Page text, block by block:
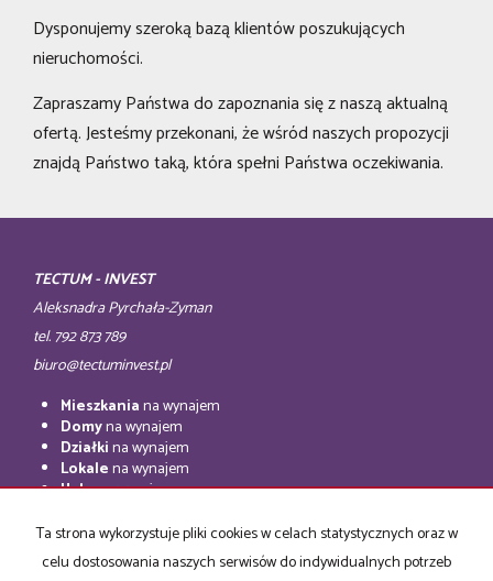
Dysponujemy szeroką bazą klientów poszukujących
nieruchomości.
Zapraszamy Państwa do zapoznania się z naszą aktualną
ofertą. Jesteśmy przekonani, że wśród naszych propozycji
znajdą Państwo taką, która spełni Państwa oczekiwania.
TECTUM - INVEST
Aleksnadra Pyrchała-Zyman
tel. 792 873 789
biuro@tectuminvest.pl
Mieszkaniana wynajem
Domyna wynajem
Działkina wynajem
Lokalena wynajem
Halena wynajem
Mieszkania
na sprzedaż
Domyna sprzedaż
Ta strona wykorzystuje pliki cookies w celach statystycznych oraz w
celu dostosowania naszych serwisów do indywidualnych potrzeb